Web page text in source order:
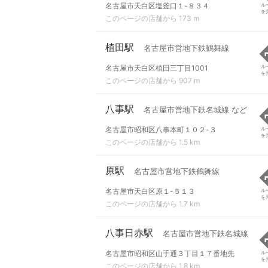
名古屋市天白区塩釜口１-８３４
このページの店舗から 173 m
ル
を
植田駅 名古屋市営地下鉄鶴舞線
名古屋市天白区植田三丁目1001
このページの店舗から 907 m
ル
を
八事駅 名古屋市営地下鉄名城線 など
名古屋市昭和区八事本町１０２-３
このページの店舗から 1.5 km
ル
を
原駅 名古屋市営地下鉄鶴舞線
名古屋市天白区原１-５１３
このページの店舗から 1.7 km
ル
を
八事日赤駅 名古屋市営地下鉄名城線
名古屋市昭和区山手通３丁目１７番地先
このページの店舗から 1.8 km
ル
を